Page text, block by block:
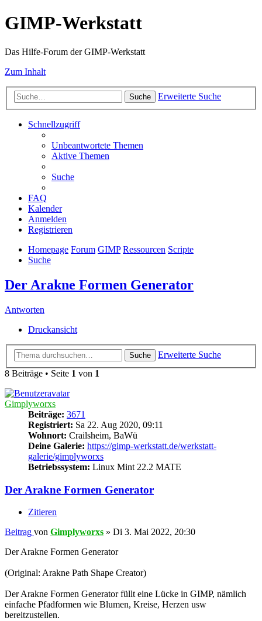
GIMP-Werkstatt
Das Hilfe-Forum der GIMP-Werkstatt
Zum Inhalt
Suche Erweiterte Suche
Schnellzugriff
Unbeantwortete Themen
Aktive Themen
Suche
FAQ
Kalender
Anmelden
Registrieren
Homepage Forum GIMP Ressourcen Scripte
Suche
Der Arakne Formen Generator
Antworten
Druckansicht
Suche
Erweiterte Suche
8 Beiträge • Seite 1 von 1
Gimplyworxs
Beiträge: 3671
Registriert: Sa 22. Aug 2020, 09:11
Wohnort: Crailsheim, BaWü
Deine Galerie: https://gimp-werkstatt.de/werkstatt-
galerie/gimplyworxs
Betriebssystem: Linux Mint 22.2 MATE
Der Arakne Formen Generator
Zitieren
Beitrag von Gimplyworxs » Di 3. Mai 2022, 20:30
Der Arakne Formen Generator
(Original: Arakne Path Shape Creator)
Der Arakne Formen Generator füllt eine Lücke in GIMP, nämlich
einfache Pfadformen wie Blumen, Kreise, Herzen usw
bereitzustellen.